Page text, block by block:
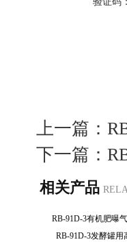
上一篇：
下一篇：
相关产品
RB-91D-3有机肥
RB-91D-3发酵罐